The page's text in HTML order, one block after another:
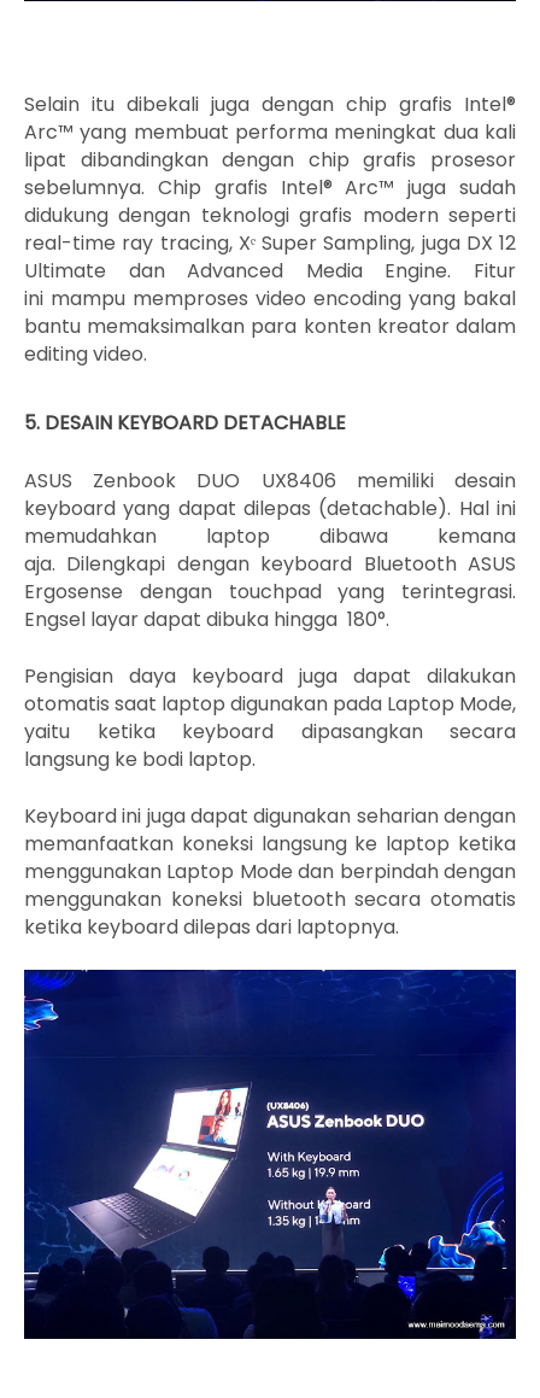
Selain itu dibekali juga dengan chip grafis Intel®
Arc™ yang membuat performa meningkat dua kali
lipat dibandingkan dengan chip grafis prosesor
sebelumnya. Chip grafis Intel® Arc™ juga sudah
didukung dengan teknologi grafis modern seperti
real-time ray tracing, Xᵉ Super Sampling, juga DX 12
Ultimate dan Advanced Media Engine. Fitur
ini mampu memproses video encoding yang bakal
bantu memaksimalkan para konten kreator dalam
editing video.
5. DESAIN KEYBOARD DETACHABLE
ASUS Zenbook DUO UX8406 memiliki desain
keyboard yang dapat dilepas (detachable). Hal ini
memudahkan laptop dibawa kemana
aja. Dilengkapi dengan keyboard Bluetooth ASUS
Ergosense dengan touchpad yang terintegrasi.
Engsel layar dapat dibuka hingga 180°.
Pengisian daya keyboard juga dapat dilakukan
otomatis saat laptop digunakan pada Laptop Mode,
yaitu ketika keyboard dipasangkan secara
langsung ke bodi laptop.
Keyboard ini juga dapat digunakan seharian dengan
memanfaatkan koneksi langsung ke laptop ketika
menggunakan Laptop Mode dan berpindah dengan
menggunakan koneksi bluetooth secara otomatis
ketika keyboard dilepas dari laptopnya.